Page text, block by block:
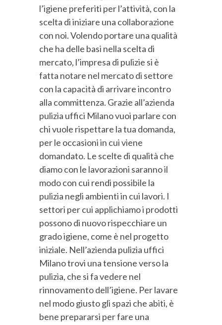
l’igiene preferiti per l’attività, con la
scelta di iniziare una collaborazione
con noi. Volendo portare una qualità
che ha delle basi nella scelta di
mercato, l’impresa di pulizie si è
fatta notare nel mercato di settore
con la capacità di arrivare incontro
alla committenza. Grazie all’azienda
pulizia uffici Milano vuoi parlare con
chi vuole rispettare la tua domanda,
per le occasioni in cui viene
domandato. Le scelte di qualità che
diamo con le lavorazioni saranno il
modo con cui rendi possibile la
pulizia negli ambienti in cui lavori. I
settori per cui applichiamo i prodotti
possono di nuovo rispecchiare un
grado igiene, come è nel progetto
iniziale. Nell’azienda pulizia uffici
Milano trovi una tensione verso la
pulizia, che si fa vedere nel
rinnovamento dell’igiene. Per lavare
nel modo giusto gli spazi che abiti, è
bene prepararsi per fare una